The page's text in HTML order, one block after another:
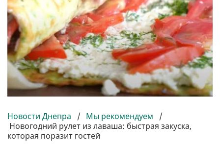
Новости Днепра / Мы рекомендуем
/
Новогодний рулет из лаваша: быстрая закуска,
которая поразит гостей